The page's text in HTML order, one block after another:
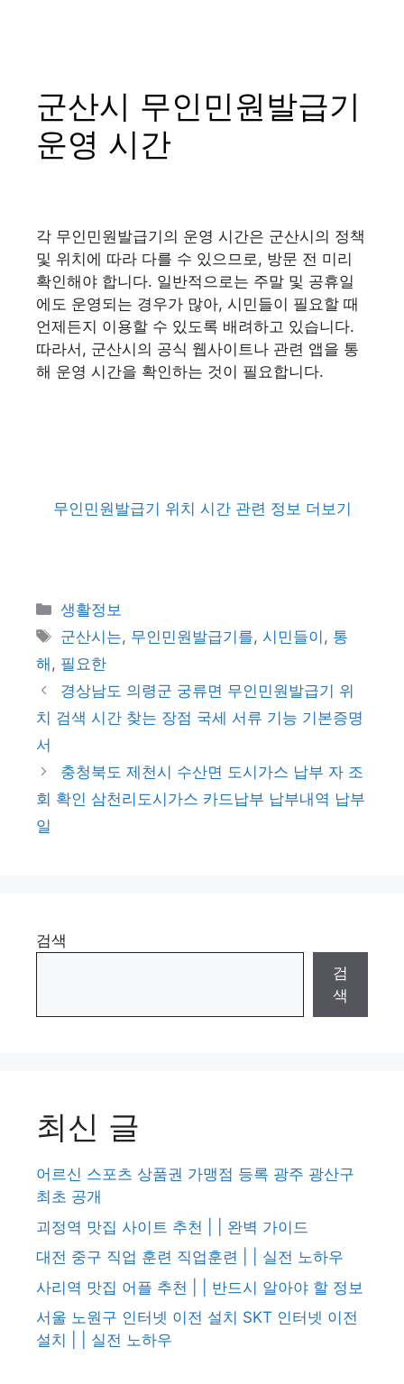
군산시 무인민원발급기
운영 시간
각 무인민원발급기의 운영 시간은 군산시의 정책
및 위치에 따라 다를 수 있으므로, 방문 전 미리
확인해야 합니다. 일반적으로는 주말 및 공휴일
에도 운영되는 경우가 많아, 시민들이 필요할 때
언제든지 이용할 수 있도록 배려하고 있습니다.
따라서, 군산시의 공식 웹사이트나 관련 앱을 통
해 운영 시간을 확인하는 것이 필요합니다.
무인민원발급기 위치 시간 관련 정보 더보기
카
테
리
생활정보
태
그
군산시는, 무인민원발급기를,시민들이 , 통
해 , 필요한
경상남도 의령군 궁류면 무인민원발급기 위
치 검색 시간 찾는 장점 국세 서류 기능 기본증명
서
충청북도 제천시 수산면 도시가스 납부 자 조
회 확인 삼천리도시가스 카드납부 납부내역 납부
일
검색
검
색
최신 글
어르신 스포츠 상품권 가맹점 등록 광주 광산구
최초 공개
괴정역 맛집 사이트 추천 | | 완벽 가이드
대전 중구 직업 훈련 직업훈련 | | 실전 노하우
사리역 맛집 어플 추천 | | 반드시 알아야 할 정보
서울 노원구 인터넷 이전 설치 SKT 인터넷 이전
설치 | | 실전 노하우